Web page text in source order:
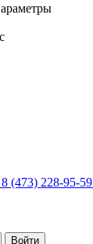
8 (473) 228-95-59
Войти